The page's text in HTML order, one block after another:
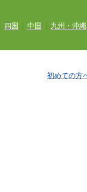
四国 中国 九州・沖縄
初めての方